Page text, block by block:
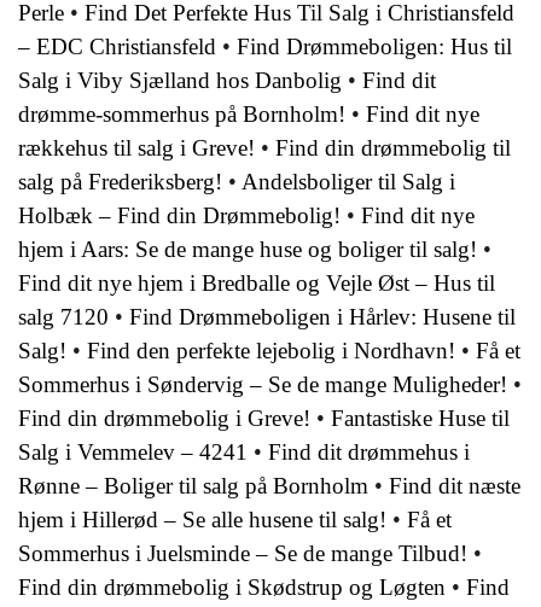
Perle • Find Det Perfekte Hus Til Salg i Christiansfeld
– EDC Christiansfeld • Find Drømmeboligen: Hus til
Salg i Viby Sjælland hos Danbolig • Find dit
drømme-sommerhus på Bornholm! • Find dit nye
rækkehus til salg i Greve! • Find din drømmebolig til
salg på Frederiksberg! • Andelsboliger til Salg i
Holbæk – Find din Drømmebolig! • Find dit nye
hjem i Aars: Se de mange huse og boliger til salg! •
Find dit nye hjem i Bredballe og Vejle Øst – Hus til
salg 7120 • Find Drømmeboligen i Hårlev: Husene til
Salg! • Find den perfekte lejebolig i Nordhavn! • Få et
Sommerhus i Søndervig – Se de mange Muligheder! •
Find din drømmebolig i Greve! • Fantastiske Huse til
Salg i Vemmelev – 4241 • Find dit drømmehus i
Rønne – Boliger til salg på Bornholm • Find dit næste
hjem i Hillerød – Se alle husene til salg! • Få et
Sommerhus i Juelsminde – Se de mange Tilbud! •
Find din drømmebolig i Skødstrup og Løgten • Find